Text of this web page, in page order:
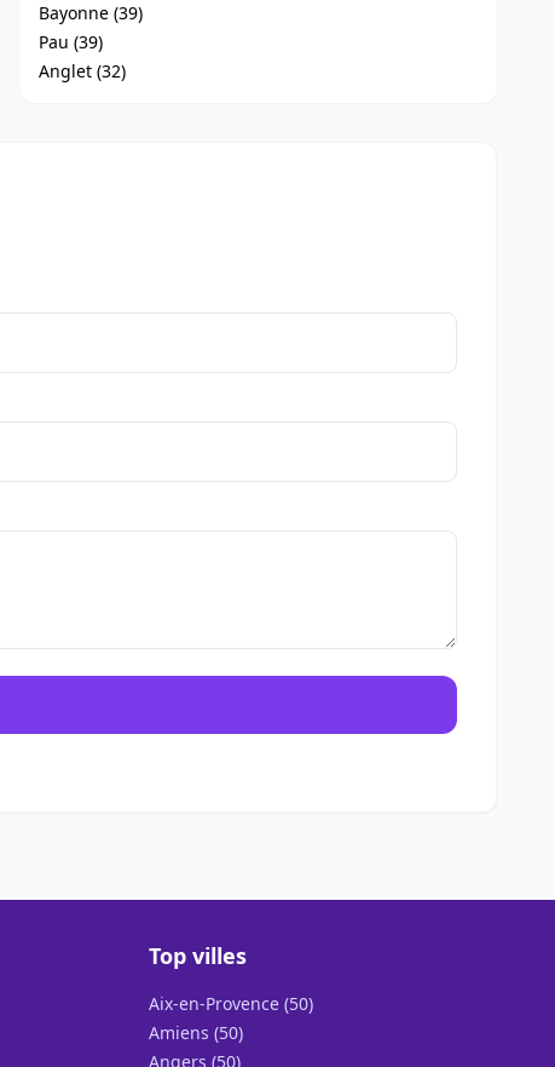
Bayonne (39)
Pau (39)
Anglet (32)
Top villes
Aix-en-Provence (50)
Amiens (50)
Angers (50)